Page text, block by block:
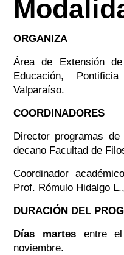
ORGANIZA
Área de Extensión
Educación,
Valparaíso.
COORDINADORES
Director programas
decano Facultad de
Coordinador
Prof. Rómulo Hidalgo
DURACIÓN DEL
Días martes entre
noviembre.